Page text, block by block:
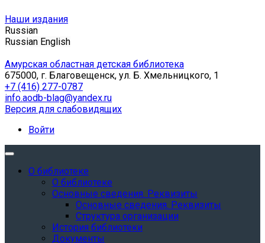
Наши издания
Russian
Russian English
Амурская областная детская библиотека
675000, г. Благовещенск, ул. Б. Хмельницкого, 1
+7 (416) 277-0787
info.aodb-blag@yandex.ru
Версия для слабовидящих
Войти
О библиотеке
О библиотеке
Основные сведения. Реквизиты
Основные сведения. Реквизиты
Структура организации
История библиотеки
Документы